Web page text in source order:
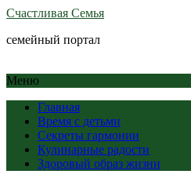
Счастливая Семья
семейный портал
Меню
Главная
Время с детьми
Секреты гармонии
Кулинарные радости
Здоровый образ жизни